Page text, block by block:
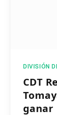
DIVISIÓN
CDT
ganar